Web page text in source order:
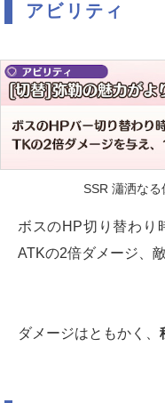
アビリティ
SSR 瀟洒なる
ボスのHP切り替わり
ATKの2倍ダメージ、
ダメージはともかく、